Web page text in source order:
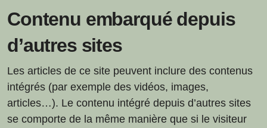
Contenu embarqué depuis
d’autres sites
Les articles de ce site peuvent inclure des contenus
intégrés (par exemple des vidéos, images,
articles…). Le contenu intégré depuis d’autres sites
se comporte de la même manière que si le visiteur